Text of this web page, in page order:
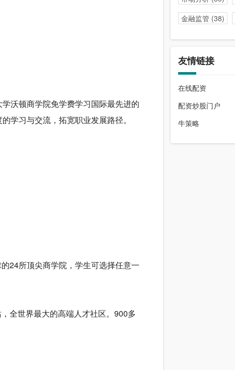
沃顿商学院免学费学习国际最先进的
学习与交流，拓宽职业发展路径。
24所顶尖商学院，学生可选择任意一
全世界最大的高端人才社区。900多
金融监管 (38)
友情链接
在线配资
配资炒股门户
牛策略